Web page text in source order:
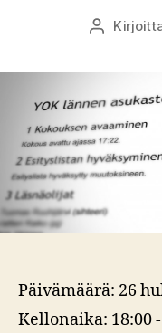
Kirjoittaja
Päivämäärä: 26
Kellonaika: 18:00